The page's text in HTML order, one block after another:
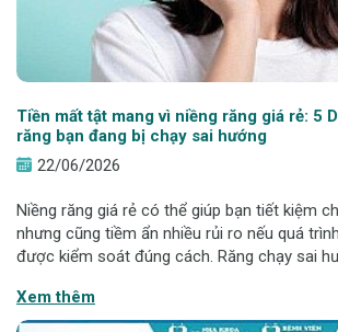
Tiền mất tật mang vì niềng răng giá rẻ: 5
răng bạn đang bị chạy sai hướng
22/06/2026
Niềng răng giá rẻ có thể giúp bạn tiết kiệm
nhưng cũng tiềm ẩn nhiều rủi ro nếu quá
được kiểm soát đúng cách. Răng chạy sai
gặp. Bạn cần nhận biế
Xem thêm